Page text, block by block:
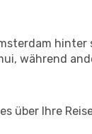
während
über Ihre